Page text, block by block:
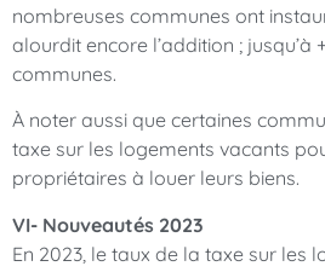
nombreuses communes ont
alourdit encore l’addition ; jusqu’à
communes.
À noter aussi que certaines
taxe sur les logements vacants
propriétaires à louer leurs biens.
VI- Nouveautés 2023
En 2023, le taux de la taxe sur les